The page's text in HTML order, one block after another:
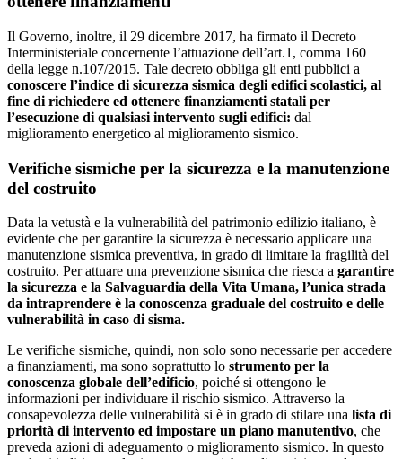
Il Governo, inoltre, il 29 dicembre 2017, ha firmato il Decreto
Interministeriale concernente l’attuazione dell’art.1, comma 160
della legge n.107/2015. Tale decreto obbliga gli enti pubblici a
conoscere l’indice di sicurezza sismica degli edifici scolastici, al
fine di richiedere ed ottenere finanziamenti statali per
l’esecuzione di qualsiasi intervento sugli edifici: dal
miglioramento energetico al miglioramento sismico.
Verifiche sismiche per la sicurezza e la manutenzione
del costruito
Data la vetustà e la vulnerabilità del patrimonio edilizio italiano, è
evidente che per garantire la sicurezza è necessario applicare una
manutenzione sismica preventiva, in grado di limitare la fragilità del
costruito. Per attuare una prevenzione sismica che riesca a garantire
la sicurezza e la Salvaguardia della Vita Umana, l’unica strada
da intraprendere è la conoscenza graduale del costruito e delle
vulnerabilità in caso di sisma.
Le verifiche sismiche, quindi, non solo sono necessarie per accedere
a finanziamenti, ma sono soprattutto lo strumento per la
conoscenza globale dell’edificio, poiché si ottengono le
informazioni per individuare il rischio sismico. Attraverso la
consapevolezza delle vulnerabilità si è in grado di stilare una lista di
priorità di intervento ed impostare un piano manutentivo, che
preveda azioni di adeguamento o miglioramento sismico. In questo